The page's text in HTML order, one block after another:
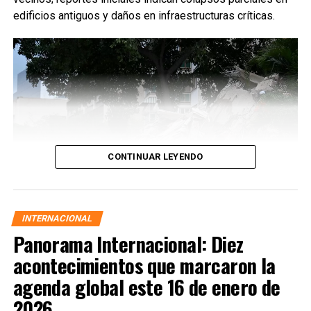
edificios antiguos y daños en infraestructuras críticas.
CONTINUAR LEYENDO
INTERNACIONAL
Panorama Internacional: Diez
acontecimientos que marcaron la
agenda global este 16 de enero de